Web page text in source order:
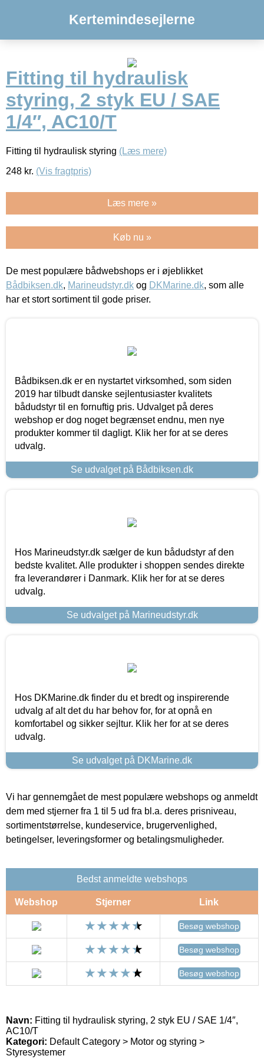
Kertemindesejlerne
Fitting til hydraulisk
styring, 2 styk EU / SAE
1/4″, AC10/T
Fitting til hydraulisk styring (Læs mere)
248 kr. (Vis fragtpris)
Læs mere »
Køb nu »
De mest populære bådwebshops er i øjeblikket
Bådbiksen.dk, Marineudstyr.dk og DKMarine.dk, som alle
har et stort sortiment til gode priser.
Bådbiksen.dk er en nystartet virksomhed, som siden
2019 har tilbudt danske sejlentusiaster kvalitets
bådudstyr til en fornuftig pris. Udvalget på deres
webshop er dog noget begrænset endnu, men nye
produkter kommer til dagligt. Klik her for at se deres
udvalg.
Se udvalget på Bådbiksen.dk
Hos Marineudstyr.dk sælger de kun bådudstyr af den
bedste kvalitet. Alle produkter i shoppen sendes direkte
fra leverandører i Danmark. Klik her for at se deres
udvalg.
Se udvalget på Marineudstyr.dk
Hos DKMarine.dk finder du et bredt og inspirerende
udvalg af alt det du har behov for, for at opnå en
komfortabel og sikker sejltur. Klik her for at se deres
udvalg.
Se udvalget på DKMarine.dk
Vi har gennemgået de mest populære webshops og anmeldt
dem med stjerner fra 1 til 5 ud fra bl.a. deres prisniveau,
sortimentstørrelse, kundeservice, brugervenlighed,
betingelser, leveringsformer og betalingsmuligheder.
Bedst anmeldte webshops
Webshop Stjerner Link
Besøg webshop
Besøg webshop
Besøg webshop
Navn: Fitting til hydraulisk styring, 2 styk EU / SAE 1/4″,
AC10/T
Kategori: Default Category > Motor og styring >
Styresystemer